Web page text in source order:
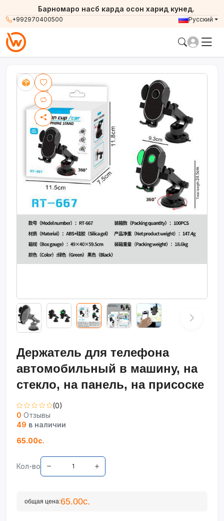
+992970400500
Барномаро насб карда осон харид кунед.
Русский
Держатель для телефона
автомобильный в машину, на
стекло, на панель, на присоске
(0)
0 Отзывы
49 в наличии
65.00с.
Кол-во
общая цена:65.00с.